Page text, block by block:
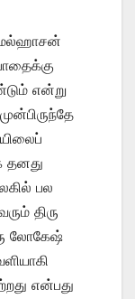
என்று
தனது
பல
திரு
லோகேஷ்
என்பது